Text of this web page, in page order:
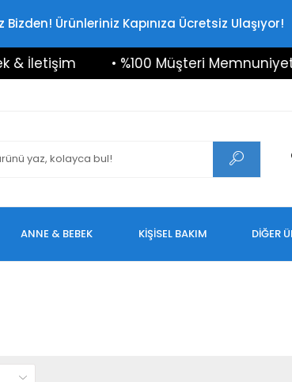
Bizden! Ürünleriniz Kapınıza Ücretsiz Ulaşıyor!
İletişim • %100 Müşteri Memnuniyeti
ANNE & BEBEK KİŞİSEL BAKIM DİĞER